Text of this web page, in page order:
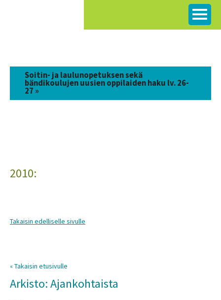
Soitin- ja laulunopetuksen sekä
bändikoulujen uusien oppilaiden haku lv. 26-
27 »
2010:
Takaisin edelliselle sivulle
« Takaisin etusivulle
Arkisto: Ajankohtaista